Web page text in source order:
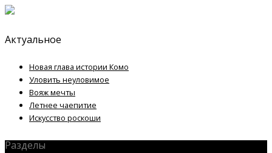
Актуальное
Новая глава истории Комо
Уловить неуловимое
Вояж мечты
Летнее чаепитие
Искусство роскоши
Разделы